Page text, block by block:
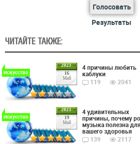
Голосовать
Результаты
ЧИТАЙТЕ ТАКЖЕ:
2023
16
Май
Искусство
4 причины любить
каблуки
119
2041
2023
19
Май
Искусство
4 удивительных
причины, почему
музыка полезна для
вашего здоровья
139
2117